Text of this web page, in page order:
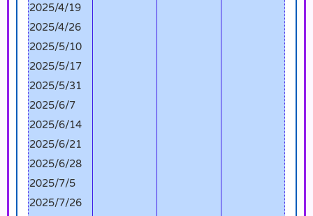
2025/4/19
2025/4/26
2025/5/10
2025/5/17
2025/5/31
2025/6/7
2025/6/14
2025/6/21
2025/6/28
2025/7/5
2025/7/26